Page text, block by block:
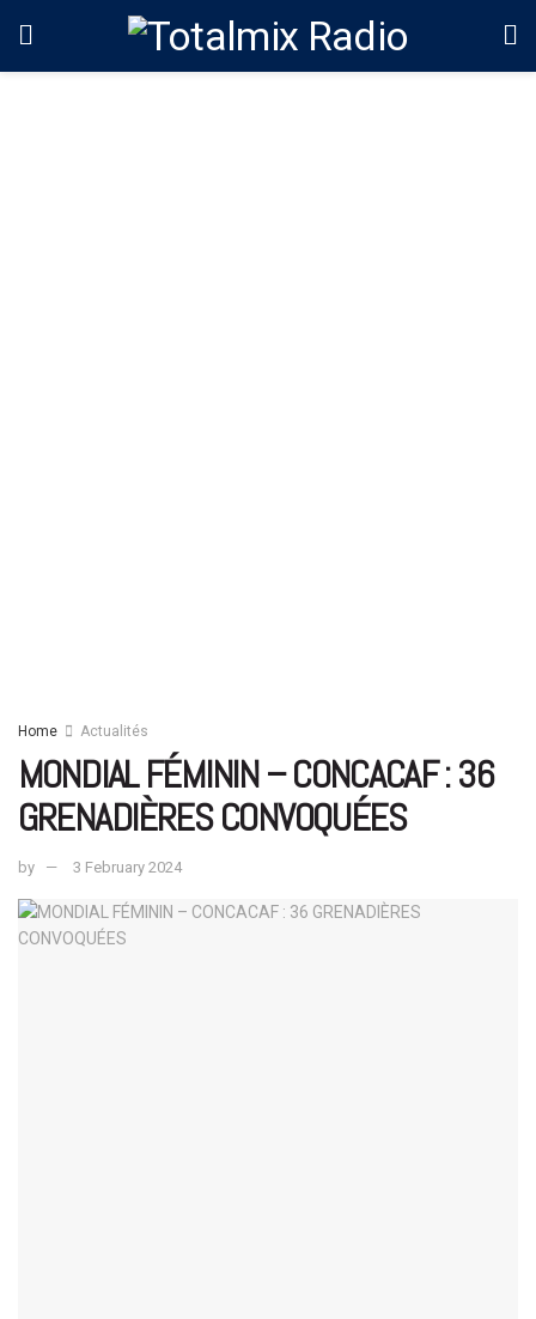
Home Actualités
MONDIAL FÉMININ – CONCACAF : 36
GRENADIÈRES CONVOQUÉES
by 3 February 2024